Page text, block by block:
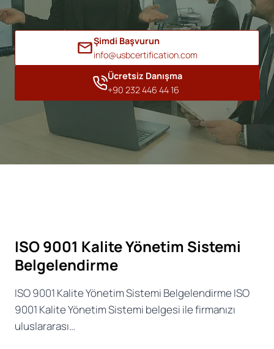
Şimdi Başvurun
info@usbcertification.com
Ücretsiz Danışma
+90 232 446 44 16
ISO 9001 Kalite Yönetim Sistemi
Belgelendirme
ISO 9001 Kalite Yönetim Sistemi Belgelendirme ISO
9001 Kalite Yönetim Sistemi belgesi ile firmanızı
uluslararası…